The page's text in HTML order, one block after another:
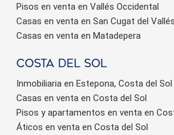
Pisos en venta en Vallés Occidental
Casas en venta en San Cugat del Vallés
Casas en venta en Matadepera
Costa del sol
Inmobiliaria en Estepona, Costa del Sol
Casas en venta en Costa del Sol
Pisos y apartamentos en venta en
Áticos en venta en Costa del Sol